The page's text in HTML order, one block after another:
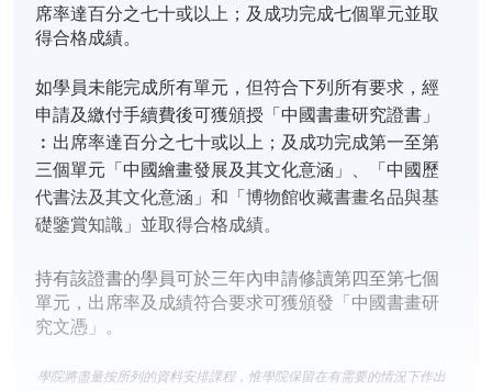
席率達百分之七十或以上；及成功完成七個單元並取
得合格成績。
如學員未能完成所有單元，但符合下列所有要求，經
申請及繳付手續費後可獲頒授「中國書畫研究證書」
︰出席率達百分之七十或以上；及成功完成第一至第
三個單元「中國繪畫發展及其文化意涵」、「中國歷
代書法及其文化意涵」和「博物館收藏書畫名品與基
礎鑒賞知識」並取得合格成績。
持有該證書的學員可於三年內申請修讀第四至第七個
單元，出席率及成績符合要求可獲頒發「中國書畫研
究文憑」。
學院將盡量按所列的資料安排課程，惟學院保留在有需要的情況下作出